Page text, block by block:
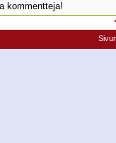
kommentteja!